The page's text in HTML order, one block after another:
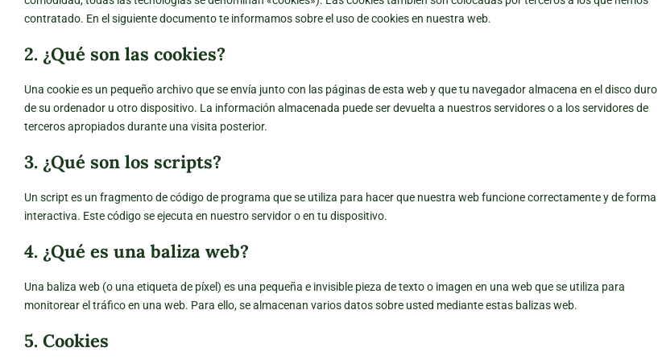
contratado. En el siguiente documento te informamos sobre el uso de cookies en nuestra web.
2. ¿Qué son las cookies?
Una cookie es un pequeño archivo que se envía junto con las páginas de esta web y que tu navegador almacena en el disco duro
de su ordenador u otro dispositivo. La información almacenada puede ser devuelta a nuestros servidores o a los servidores de
terceros apropiados durante una visita posterior.
3. ¿Qué son los scripts?
Un script es un fragmento de código de programa que se utiliza para hacer que nuestra web funcione correctamente y de forma
interactiva. Este código se ejecuta en nuestro servidor o en tu dispositivo.
4. ¿Qué es una baliza web?
Una baliza web (o una etiqueta de píxel) es una pequeña e invisible pieza de texto o imagen en una web que se utiliza para
monitorear el tráfico en una web. Para ello, se almacenan varios datos sobre usted mediante estas balizas web.
5. Cookies